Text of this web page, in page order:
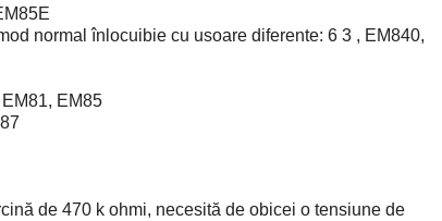
normal înlocuibie cu usoare diferente: 6 3 , EM840,
EM85
de 470 k ohmi, necesită de obicei o tensiune de